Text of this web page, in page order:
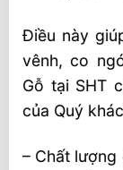
Điều này
vênh, co
Gỗ tại SHT
của Quý
– Chất